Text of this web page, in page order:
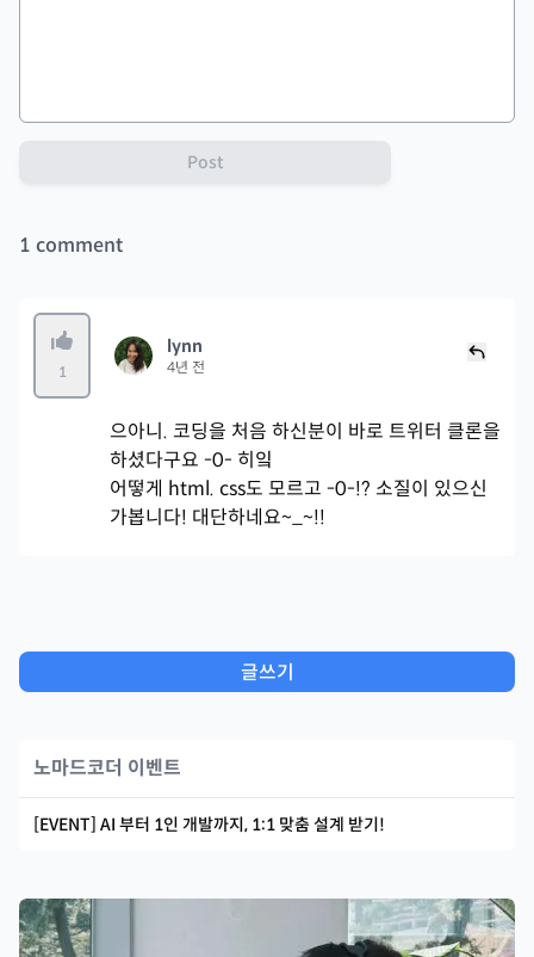
Post
1 comment
1
lynn
4년 전
으아니. 코딩을 처음 하신분이 바로 트위터 클론을
하셨다구요 -0- 히잌
어떻게 html. css도 모르고 -0-!? 소질이 있으신
가봅니다! 대단하네요~_~!!
글쓰기
노마드코더 이벤트
[EVENT] AI 부터 1인 개발까지, 1:1 맞춤 설계 받기!